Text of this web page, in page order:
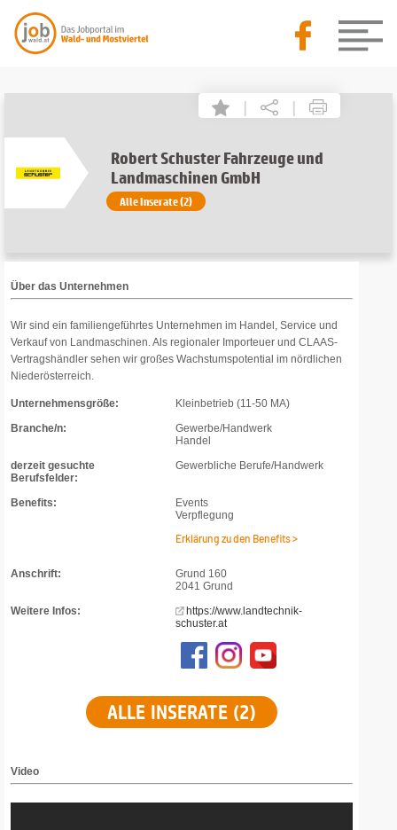
| |
Robert Schuster Fahrzeuge und
Landmaschinen GmbH
Alle Inserate (2)
Über das Unternehmen
Wir sind ein familiengeführtes Unternehmen im Handel, Service und
Verkauf von Landmaschinen. Als regionaler Importeuer und CLAAS-
Vertragshändler sehen wir großes Wachstumspotential im nördlichen
Niederösterreich.
Unternehmensgröße:
Kleinbetrieb (11-50 MA)
Branche/n:
Gewerbe/Handwerk
Handel
derzeit gesuchte
Berufsfelder:
Gewerbliche Berufe/Handwerk
Benefits:
Events
Verpflegung
Erklärung zu den Benefits >
Anschrift:
Grund 160
2041 Grund
Weitere Infos:
https://www.landtechnik-
schuster.at
ALLE INSERATE (2)
Video